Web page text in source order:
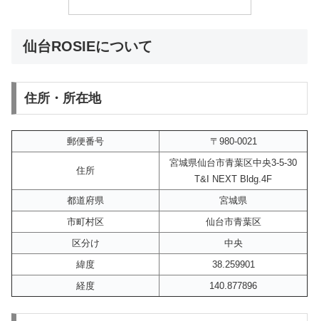
仙台ROSIEについて
住所・所在地
郵便番号 〒980-0021
住所
宮城県仙台市青葉区中央3-5-30
T&I NEXT Bldg.4F
都道府県
宮城県
市町村区
仙台市青葉区
区分け
中央
緯度
38.259901
経度
140.877896